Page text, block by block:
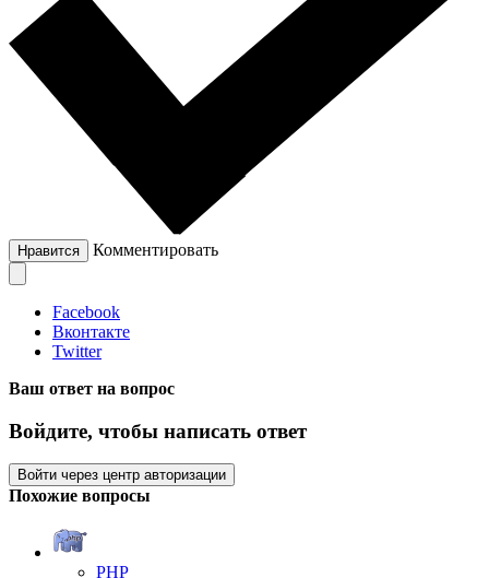
Нравится Комментировать
Facebook
Вконтакте
Twitter
Ваш ответ на вопрос
Войдите, чтобы написать ответ
Войти через центр авторизации
Похожие вопросы
PHP